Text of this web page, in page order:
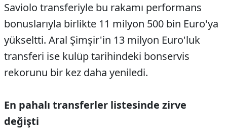
Saviolo transferiyle bu rakamı performans
bonuslarıyla birlikte 11 milyon 500 bin Euro'ya
yükseltti. Aral Şimşir'in 13 milyon Euro'luk
transferi ise kulüp tarihindeki bonservis
rekorunu bir kez daha yeniledi.
En pahalı transferler listesinde zirve
değişti